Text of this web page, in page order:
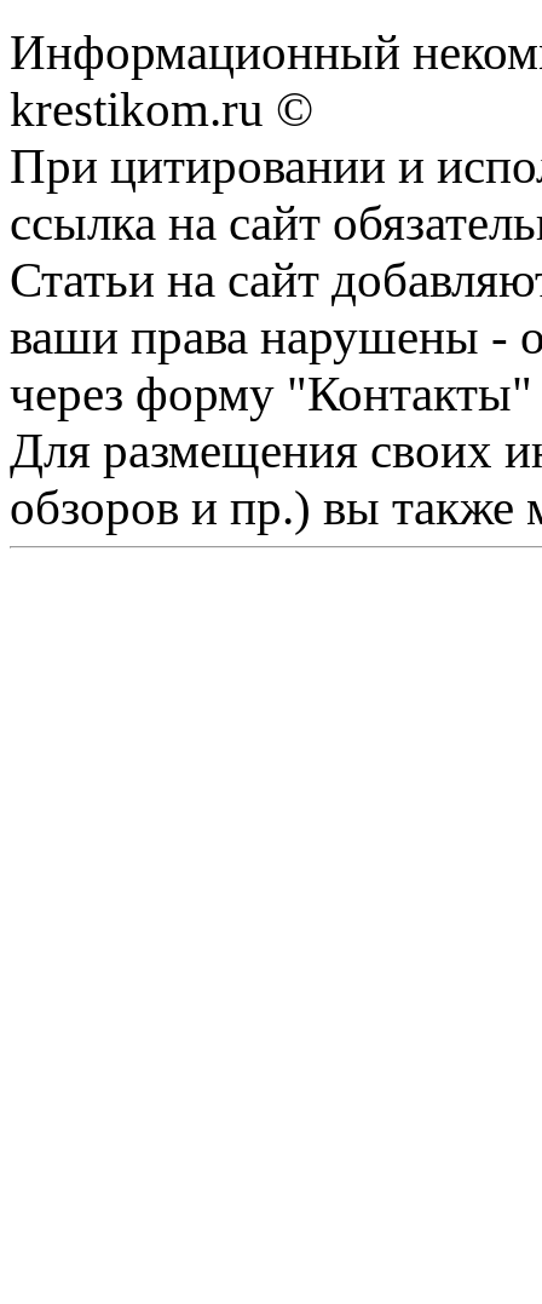
Информационный
krestikom.ru ©
При цитировании и
ссылка на сайт
Статьи на сайт
ваши права нарушены -
через форму "Контакты"
Для размещения своих
обзоров и пр.) вы также